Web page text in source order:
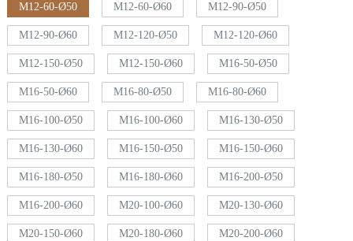
M12-60-Ø50
M12-60-Ø60 M12-90-Ø50
M12-90-Ø60 M12-120-Ø50 M12-120-Ø60
M12-150-Ø50 M12-150-Ø60 M16-50-Ø50
M16-50-Ø60 M16-80-Ø50 M16-80-Ø60
M16-100-Ø50 M16-100-Ø60 M16-130-Ø50
M16-130-Ø60 M16-150-Ø50 M16-150-Ø60
M16-180-Ø50 M16-180-Ø60 M16-200-Ø50
M16-200-Ø60 M20-100-Ø60 M20-130-Ø60
M20-150-Ø60 M20-180-Ø60 M20-200-Ø60